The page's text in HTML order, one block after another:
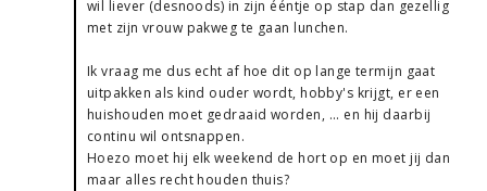
wil liever (desnoods) in zijn ééntje op stap dan gezellig
met zijn vrouw pakweg te gaan lunchen.
Ik vraag me dus echt af hoe dit op lange termijn gaat
uitpakken als kind ouder wordt, hobby's krijgt, er een
huishouden moet gedraaid worden, ... en hij daarbij
continu wil ontsnappen.
Hoezo moet hij elk weekend de hort op en moet jij dan
maar alles recht houden thuis?